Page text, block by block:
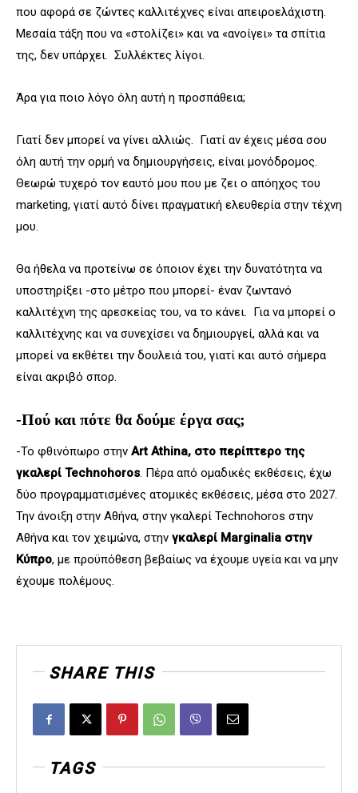
που αφορά σε ζώντες καλλιτέχνες είναι απειροελάχιστη.
Μεσαία τάξη που να «στολίζει» και να «ανοίγει» τα σπίτια
της, δεν υπάρχει. Συλλέκτες λίγοι.
Άρα για ποιο λόγο όλη αυτή η προσπάθεια;
Γιατί δεν μπορεί να γίνει αλλιώς. Γιατί αν έχεις μέσα σου
όλη αυτή την ορμή να δημιουργήσεις, είναι μονόδρομος.
Θεωρώ τυχερό τον εαυτό μου που με ζει ο απόηχος του
marketing, γιατί αυτό δίνει πραγματική ελευθερία στην τέχνη
μου.
Θα ήθελα να προτείνω σε όποιον έχει την δυνατότητα να
υποστηρίξει -στο μέτρο που μπορεί- έναν ζωντανό
καλλιτέχνη της αρεσκείας του, να το κάνει. Για να μπορεί ο
καλλιτέχνης και να συνεχίσει να δημιουργεί, αλλά και να
μπορεί να εκθέτει την δουλειά του, γιατί και αυτό σήμερα
είναι ακριβό σπορ.
-Πού και πότε θα δούμε έργα σας;
-Το φθινόπωρο στην Art Athina, στο περίπτερο της
γκαλερί Technohoros. Πέρα από ομαδικές εκθέσεις, έχω
δύο προγραμματισμένες ατομικές εκθέσεις, μέσα στο 2027.
Την άνοιξη στην Αθήνα, στην γκαλερί Technohoros στην
Αθήνα και τον χειμώνα, στην γκαλερί Marginalia στην
Κύπρο, με προϋπόθεση βεβαίως να έχουμε υγεία και να μην
έχουμε πολέμους.
SHARE THIS
TAGS